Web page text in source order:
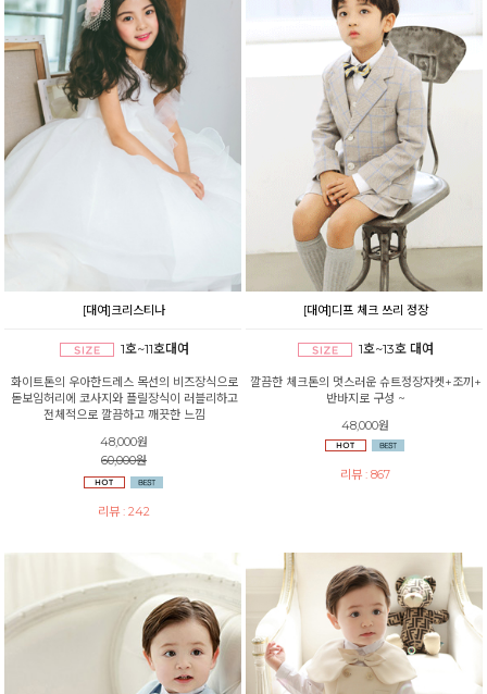
[대여]크리스티나
1호~11호대여
화이트톤의 우아한드레스 목선의 비즈장식으로
돋보임허리에 코사지와 플릴장식이 러블리하고
전체적으로 깔끔하고 깨끗한 느낌
48,000원
60,000원
리뷰 : 242
[대여]디프 체크 쓰리 정장
1호~13호 대여
깔끔한 체크톤의 멋스러운 슈트정장자켓+조끼+
반바지로 구성 ~
48,000원
리뷰 : 867